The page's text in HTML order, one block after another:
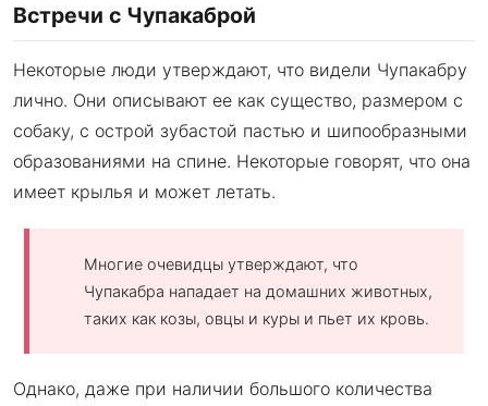
Встречи с Чупакаброй
Некоторые люди утверждают, что видели Чупакабру
лично. Они описывают ее как существо, размером с
собаку, с острой зубастой пастью и шипообразными
образованиями на спине. Некоторые говорят, что она
имеет крылья и может летать.
Многие очевидцы утверждают, что
Чупакабра нападает на домашних животных,
таких как козы, овцы и куры и пьет их кровь.
Однако, даже при наличии большого количества